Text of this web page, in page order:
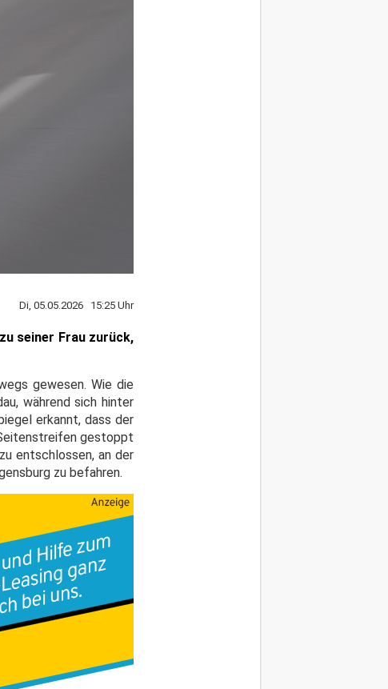
Di, 05.05.2026 15:25 Uhr
seiner Frau zurück,
gewesen. Wie die
während sich hinter
erkannt, dass der
gestoppt
entschlossen, an der
zu befahren.